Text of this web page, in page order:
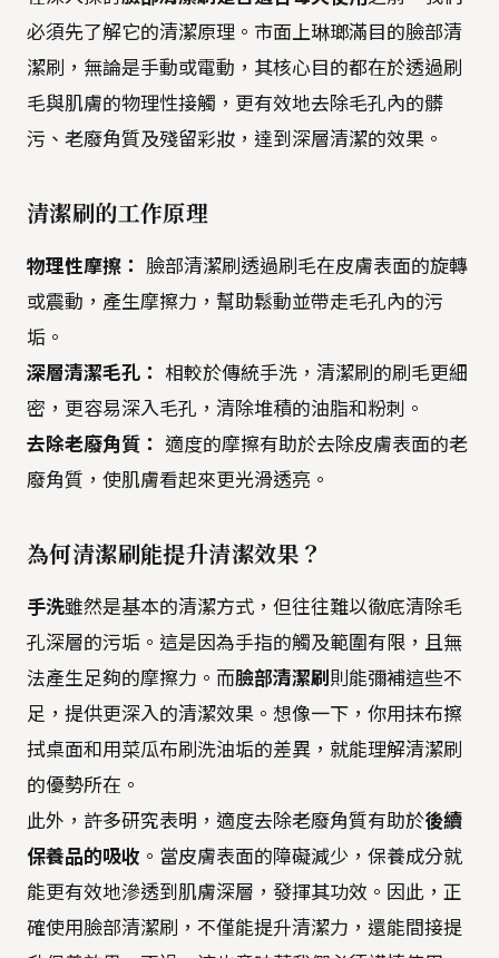
必須先了解它的清潔原理。市面上琳瑯滿目的臉部清
潔刷，無論是手動或電動，其核心目的都在於透過刷
毛與肌膚的物理性接觸，更有效地去除毛孔內的髒
污、老廢角質及殘留彩妝，達到深層清潔的效果。
清潔刷的工作原理
物理性摩擦： 臉部清潔刷透過刷毛在皮膚表面的旋轉
或震動，產生摩擦力，幫助鬆動並帶走毛孔內的污
垢。
深層清潔毛孔：
相較於傳統手洗，清潔刷的刷毛更細
密，更容易深入毛孔，清除堆積的油脂和粉刺。
去除老廢角質：
適度的摩擦有助於去除皮膚表面的老
廢角質，使肌膚看起來更光滑透亮。
為何清潔刷能提升清潔效果？
手洗雖然是基本的清潔方式，但往往難以徹底清除毛
孔深層的污垢。這是因為手指的觸及範圍有限，且無
法產生足夠的摩擦力。而臉部清潔刷 則能彌補這些不
足，提供更深入的清潔效果。想像一下，你用抹布擦
拭桌面和用菜瓜布刷洗油垢的差異，就能理解清潔刷
的優勢所在。
此外，許多研究表明，適度去除老廢角質有助於後續
保養品的吸收 。當皮膚表面的障礙減少，保養成分就
能更有效地滲透到肌膚深層，發揮其功效。因此，正
確使用臉部清潔刷，不僅能提升清潔力，還能間接提